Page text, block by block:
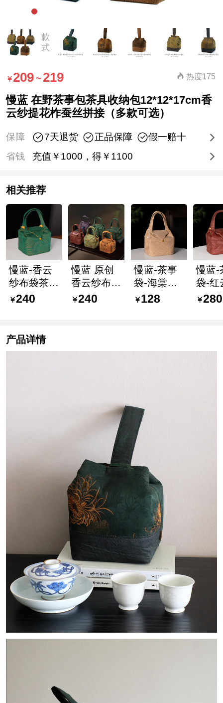
款
式
209~ 219 热度175
慢蓝 在野茶事包茶具收纳包12*12*17cm香
云纱提花柞蚕丝拼接（多款可选）
保障 7天退货 正品保障
假一赔十
省钱
充值￥1000，得￥1100
相关推荐
慢蓝-香云
纱布袋茶事
袋旅便携袋
舞水涌如意
茶事包
240
慢蓝 原创
香云纱布艺
茶事包 加
240
慢蓝-茶事
袋-海棠春
睡如意茶事
128
慢蓝-
袋-红
枝如
280
产品详情